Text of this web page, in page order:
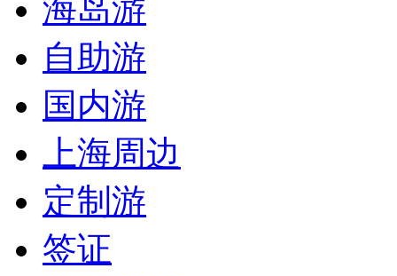
海岛游
自助游
国内游
上海周边
定制游
签证